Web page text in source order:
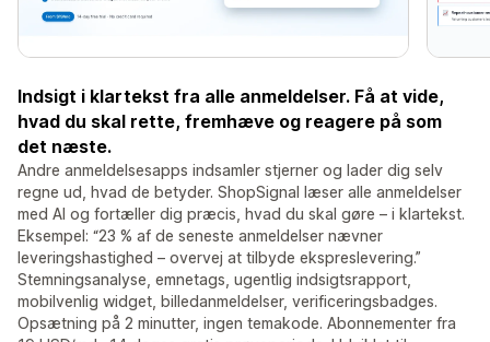
Indsigt i klartekst fra alle anmeldelser. Få at vide,
hvad du skal rette, fremhæve og reagere på som
det næste.
Andre anmeldelsesapps indsamler stjerner og lader dig selv
regne ud, hvad de betyder. ShopSignal læser alle anmeldelser
med AI og fortæller dig præcis, hvad du skal gøre – i klartekst.
Eksempel: “23 % af de seneste anmeldelser nævner
leveringshastighed – overvej at tilbyde ekspreslevering.”
Stemningsanalyse, emnetags, ugentlig indsigtsrapport,
mobilvenlig widget, billedanmeldelser, verificeringsbadges.
Opsætning på 2 minutter, ingen temakode. Abonnementer fra